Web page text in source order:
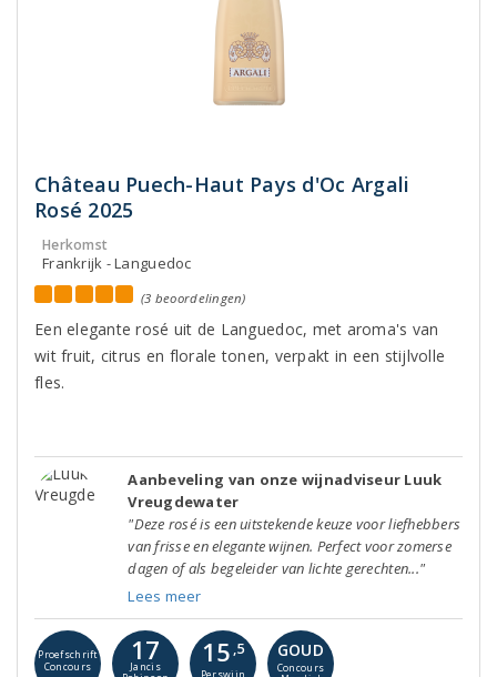
Château Puech-Haut Pays d'Oc Argali
Rosé 2025
Herkomst
Frankrijk - Languedoc
(3 beoordelingen)
Een elegante rosé uit de Languedoc, met aroma's van
wit fruit, citrus en florale tonen, verpakt in een stijlvolle
fles.
Aanbeveling van onze wijnadviseur Luuk
Vreugdewater
"Deze rosé is een uitstekende keuze voor liefhebbers
van frisse en elegante wijnen. Perfect voor zomerse
dagen of als begeleider van lichte gerechten..."
Lees meer
Proefschrift
Concours
17
Jancis
15 ,5 GOUD
Concours